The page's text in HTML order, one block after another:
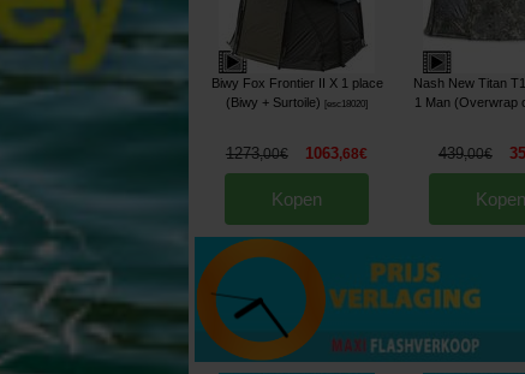
Biwy Fox Frontier II X 1 place
(Biwy + Surtoile)
[esc18020]
1273,00€ 1063,68€
Kopen
Nash New Titan
1 Man (Overwrap
439,00€
Kopen